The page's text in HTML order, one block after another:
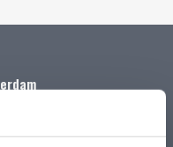
und Kristall aus
Galerie in Leerdam